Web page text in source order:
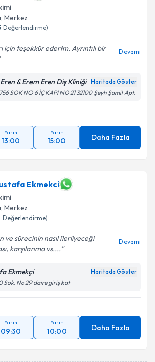
, Merkez
Değerlendirme)
için teşekkür ederim. Ayrıntılı bir
Devamı
& Erem Eren Diş Kliniği Haritada Göster
SOK NO 6 İÇ KAPI NO 21 32100 Şeyh Şamil Apt.
Yarın
13:00
Yarın
15:00 Daha Fazla
Ekmekci
, Merkez
Değerlendirme)
ve sürecinin nasıl ilerliyeceği
karşılanma vs....
Devamı
Ekmekçi Haritada Göster
Sok. No 29 daire giriş kat
Yarın
09:30
Yarın
10:00 Daha Fazla